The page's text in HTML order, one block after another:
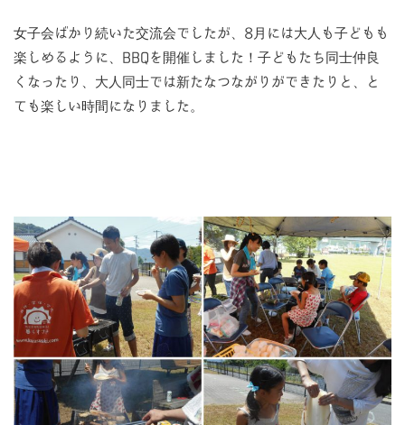
女子会ばかり続いた交流会でしたが、8月には大人も子どもも
楽しめるように、BBQを開催しました！子どもたち同士仲良
くなったり、大人同士では新たなつながりができたりと、と
ても楽しい時間になりました。